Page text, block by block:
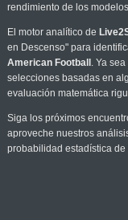
rendimiento de los
El motor analítico de
en Descenso" para
American Football . Ya
selecciones basadas en
evaluación matemática
Siga los próximos
aproveche nuestros
probabilidad estadística